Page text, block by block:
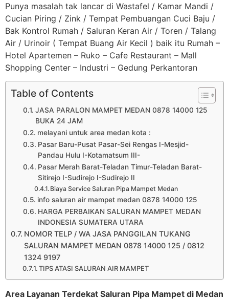
Punya masalah tak lancar di Wastafel / Kamar Mandi /
Cucian Piring / Zink / Tempat Pembuangan Cuci Baju /
Bak Kontrol Rumah / Saluran Keran Air / Toren / Talang
Air / Urinoir ( Tempat Buang Air Kecil ) baik itu Rumah –
Hotel Apartemen – Ruko – Cafe Restaurant – Mall
Shopping Center – Industri – Gedung Perkantoran
Table of Contents
JASA PARALON MAMPET MEDAN 0878 14000 125
BUKA 24 JAM
melayani untuk area medan kota :
Pasar Baru-Pusat Pasar-Sei Rengas I-Mesjid-
Pandau Hulu I-Kotamatsum III-
Pasar Merah Barat-Teladan Timur-Teladan Barat-
Sitirejo I-Sudirejo I-Sudirejo II
Biaya Service Saluran Pipa Mampet Medan
info saluran air mampet medan 0878 14000 125
HARGA PERBAIKAN SALURAN MAMPET MEDAN
INDONESIA SUMATERA UTARA
NOMOR TELP / WA JASA PANGGILAN TUKANG
SALURAN MAMPET MEDAN 0878 14000 125 / 0812
1324 9197
TIPS ATASI SALURAN AIR MAMPET
Area Layanan Terdekat Saluran Pipa Mampet di Medan